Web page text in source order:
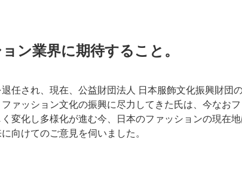
ン業界に期待すること。
任され、現在、公益財団法人 日本服飾文化振興財団
ァッション文化の振興に尽力してきた氏は、今なお
変化し多様化が進む今、日本のファッションの現在
向けてのご意見を伺いました。